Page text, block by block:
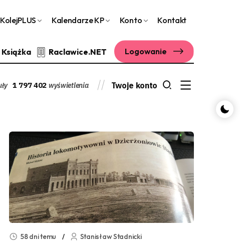
KolejPLUS Kalendarze KP Konto Kontakt
Książka Raclawice.NET Logowanie
1 797 402 wyświetlenia Twoje konto
58 dni temu Stanisław Stadnicki